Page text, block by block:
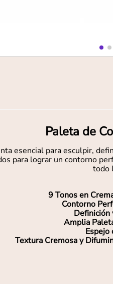
Paleta de
esencial para esculpir,
para lograr un contorno
todo
9 Tonos en
Contorno
Definición
Amplia
Espejo
Textura Cremosa y